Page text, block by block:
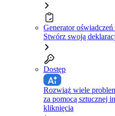
Generator oświadczeń
Stwórz swoją
Dostęp
Rozwiąż wiele
za pomocą sztucznej
kliknięcia